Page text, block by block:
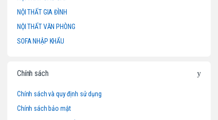
NỘI THẤT GIA ĐÌNH
NỘI THẤT VĂN PHÒNG
SOFA NHẬP KHẨU
Chính sách
Chính sách và quy định sử dụng
Chính sách bảo mật